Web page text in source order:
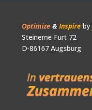
Optimize& Inspire by
Steinerne Furt 72
D-86167 Augsburg